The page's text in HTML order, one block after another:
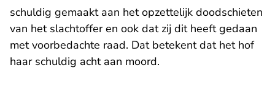
schuldig gemaakt aan het opzettelijk doodschieten
van het slachtoffer en ook dat zij dit heeft gedaan
met voorbedachte raad. Dat betekent dat het hof
haar schuldig acht aan moord.